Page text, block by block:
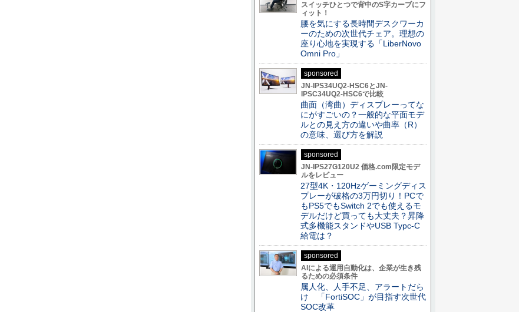
スイッチひとつで背中のS字カーブにフ
ィット！
腰を気にする長時間デスクワーカ
ーのための次世代チェア。理想の
座り心地を実現する「LiberNovo
Omni Pro」
sponsored
JN-IPS34UQ2-HSC6とJN-
IPSC34UQ2-HSC6で比較
曲面（湾曲）ディスプレーってな
にがすごいの？一般的な平面モデ
ルとの見え方の違いや曲率（R）
の意味、選び方を解説
sponsored
JN-IPS27G120U2 価格.com限定モデ
ルをレビュー
27型4K・120Hzゲーミングディス
プレーが破格の3万円切り！PCで
もPS5でもSwitch 2でも使えるモ
デルだけど買っても大丈夫？昇降
式多機能スタンドやUSB Typc-C
給電は？
sponsored
AIによる運用自動化は、企業が生き残
るための必須条件
属人化、人手不足、アラートだら
け 「FortiSOC」が目指す次世代
SOC改革